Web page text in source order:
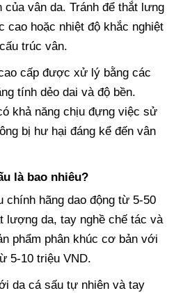
vân da. Tránh để thắt lưng
hoặc nhiệt độ khắc nghiệt
trúc vân.
cấp được xử lý bằng các
tính dẻo dai và độ bền.
khả năng chịu đựng việc sử
bị hư hại đáng kể đến vân
là bao nhiêu?
chính hãng dao động từ 5-50
lượng da, tay nghề chế tác và
phẩm phân khúc cơ bản với
5-10 triệu VND.
da cá sấu tự nhiên và tay